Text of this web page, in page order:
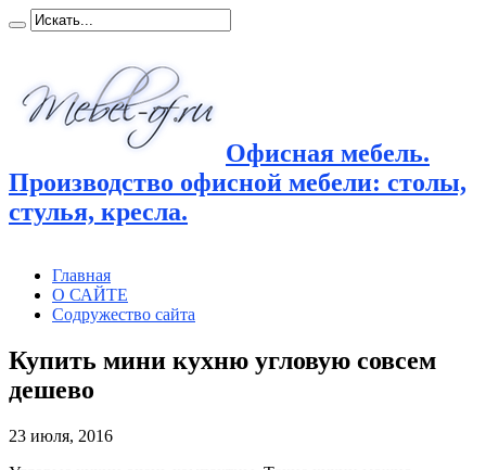
Офисная мебель.
Производство офисной мебели: столы,
стулья, кресла.
Главная
О САЙТЕ
Содружество сайта
Купить мини кухню угловую совсем
дешево
23 июля, 2016